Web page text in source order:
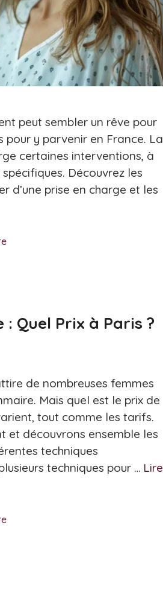
peut sembler un rêve pour
pour y parvenir en France. La
certaines interventions, à
Découvrez les
d’une prise en charge et les
Quel Prix à Paris ?
de nombreuses femmes
Mais quel est le prix de
tout comme les tarifs.
et découvrons ensemble les
techniques
techniques pour … Lire